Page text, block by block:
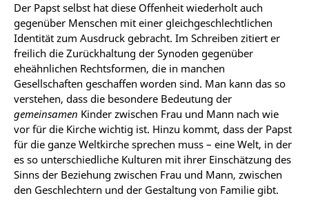
Der Papst selbst hat diese Offenheit wiederholt auch
gegenüber Menschen mit einer gleichgeschlechtlichen
Identität zum Ausdruck gebracht. Im Schreiben zitiert er
freilich die Zurückhaltung der Synoden gegenüber
eheähnlichen Rechtsformen, die in manchen
Gesellschaften geschaffen worden sind. Man kann das so
verstehen, dass die besondere Bedeutung der
gemeinsamen Kinder zwischen Frau und Mann nach wie
vor für die Kirche wichtig ist. Hinzu kommt, dass der Papst
für die ganze Weltkirche sprechen muss – eine Welt, in der
es so unterschiedliche Kulturen mit ihrer Einschätzung des
Sinns der Beziehung zwischen Frau und Mann, zwischen
den Geschlechtern und der Gestaltung von Familie gibt.